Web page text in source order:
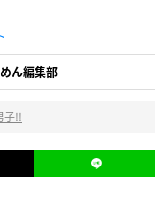
ん編集部
子!!